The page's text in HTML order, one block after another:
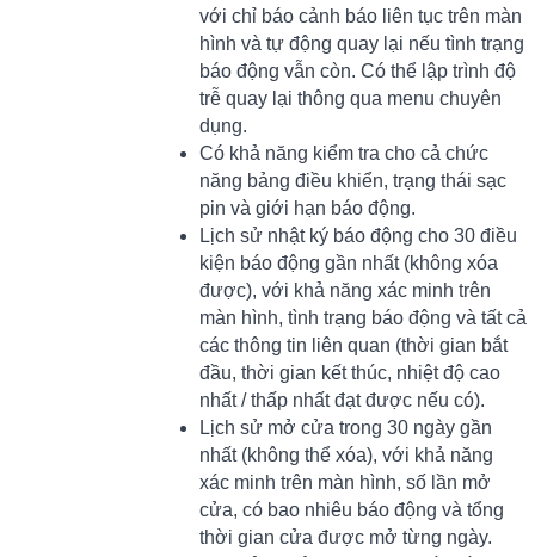
với chỉ báo cảnh báo liên tục trên màn
hình và tự động quay lại nếu tình trạng
báo động vẫn còn. Có thể lập trình độ
trễ quay lại thông qua menu chuyên
dụng.
Có khả năng kiểm tra cho cả chức
năng bảng điều khiển, trạng thái sạc
pin và giới hạn báo động.
Lịch sử nhật ký báo động cho 30 điều
kiện báo động gần nhất (không xóa
được), với khả năng xác minh trên
màn hình, tình trạng báo động và tất cả
các thông tin liên quan (thời gian bắt
đầu, thời gian kết thúc, nhiệt độ cao
nhất / thấp nhất đạt được nếu có).
Lịch sử mở cửa trong 30 ngày gần
nhất (không thể xóa), với khả năng
xác minh trên màn hình, số lần mở
cửa, có bao nhiêu báo động và tổng
thời gian cửa được mở từng ngày.